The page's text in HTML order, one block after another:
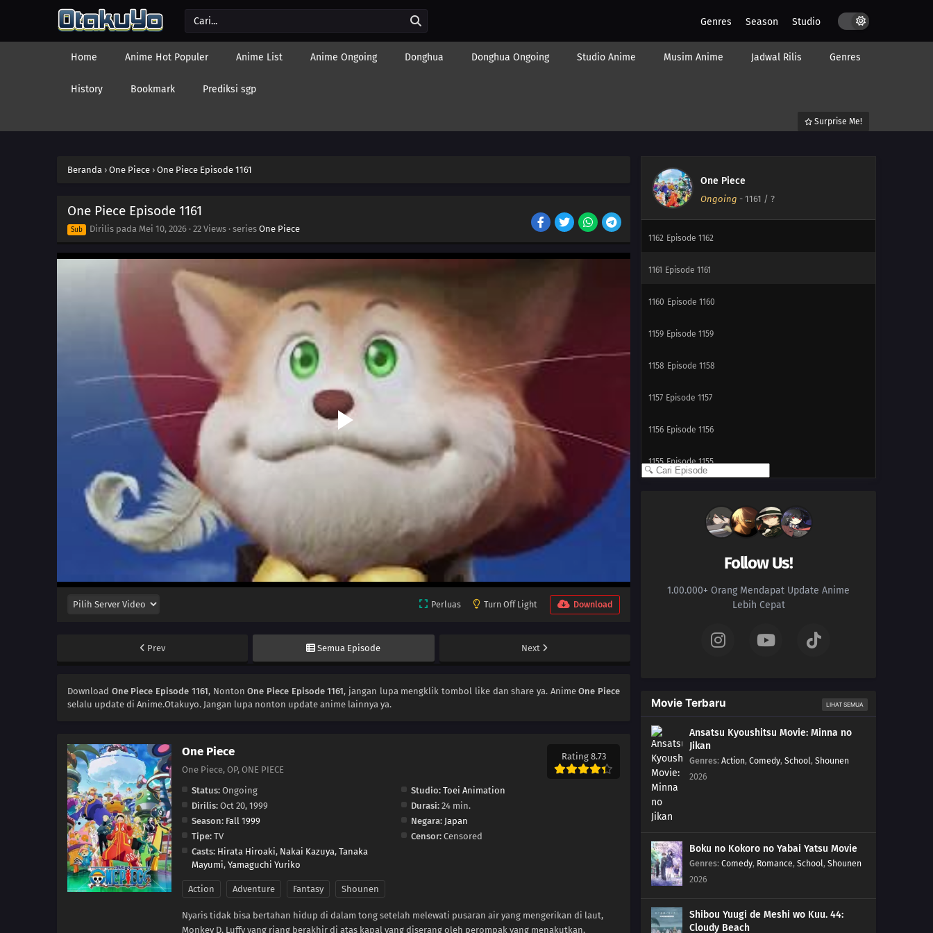
Genres Season Studio
Home Anime Hot Populer Anime List Anime Ongoing Donghua Donghua Ongoing Studio Anime Musim Anime Jadwal Rilis Genres
History Bookmark Prediksi sgp
Surprise Me!
Beranda › One Piece › One Piece Episode 1161
One Piece Episode 1161
Sub Dirilis pada Mei 10, 2026 · 22 Views · series One Piece
Perluas Turn Off Light Download
Prev Semua Episode Next
Download One Piece Episode 1161, NontonOne Piece Episode 1161, jangan lupa mengklik tombol like dan share ya. AnimeOne Piece
selalu update di Anime.Otakuyo. Jangan lupa nonton update anime lainnya ya.
One Piece
One Piece, OP, ONE PIECE
Rating 8.73
Status: Ongoing Studio: Toei Animation
Dirilis: Oct 20, 1999 Durasi:24 min.
Season: Fall 1999 Negara: Japan
Tipe: TV Censor:Censored
Casts: Hirata Hiroaki, Nakai Kazuya, Tanaka
Mayumi, Yamaguchi Yuriko
Action Adventure Fantasy Shounen
Nyaris tidak bisa bertahan hidup di dalam tong setelah melewati pusaran air yang mengerikan di laut,
Monkey D. Luffy yang riang berakhir di atas kapal yang diserang oleh perompak yang menakutkan.
One Piece
Ongoing - 1161 / ?
1164 Episode 1164
1163 Episode 1163
1162 Episode 1162
1161 Episode 1161
1160 Episode 1160
1159 Episode 1159
1158 Episode 1158
1157 Episode 1157
1156 Episode 1156
1155 Episode 1155
Episode 1153
Episode 1151
1147 Episode 1147
1146 Episode 1146
1145 Episode 1145
1144 Episode 1144
1143 Episode 1143
1142 Episode 1142
1141 Reliable Reinforcements! Dorry and Brogy Arrive!
Follow Us!
1.00.000+ Orang Mendapat Update Anime
Lebih Cepat
Movie Terbaru LIHAT SEMUA
Ansatsu Kyoushitsu Movie: Minna no
Jikan
Genres: Action, Comedy, School, Shounen
2026
Boku no Kokoro no Yabai Yatsu Movie
Genres: Comedy, Romance, School, Shounen
2026
Shibou Yuugi de Meshi wo Kuu. 44:
Cloudy Beach